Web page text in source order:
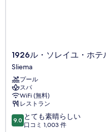
1926
ル・
ソ
レ
イ
ユ・
ホ
テ
ル
1926ル・ソレイユ・ホテ
Sliema
プール
スパ
WiFi (無料)
レストラン
10
段
9.0 とても素晴らしい
口コミ 1,003 件